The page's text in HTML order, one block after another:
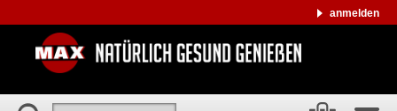
anmelden